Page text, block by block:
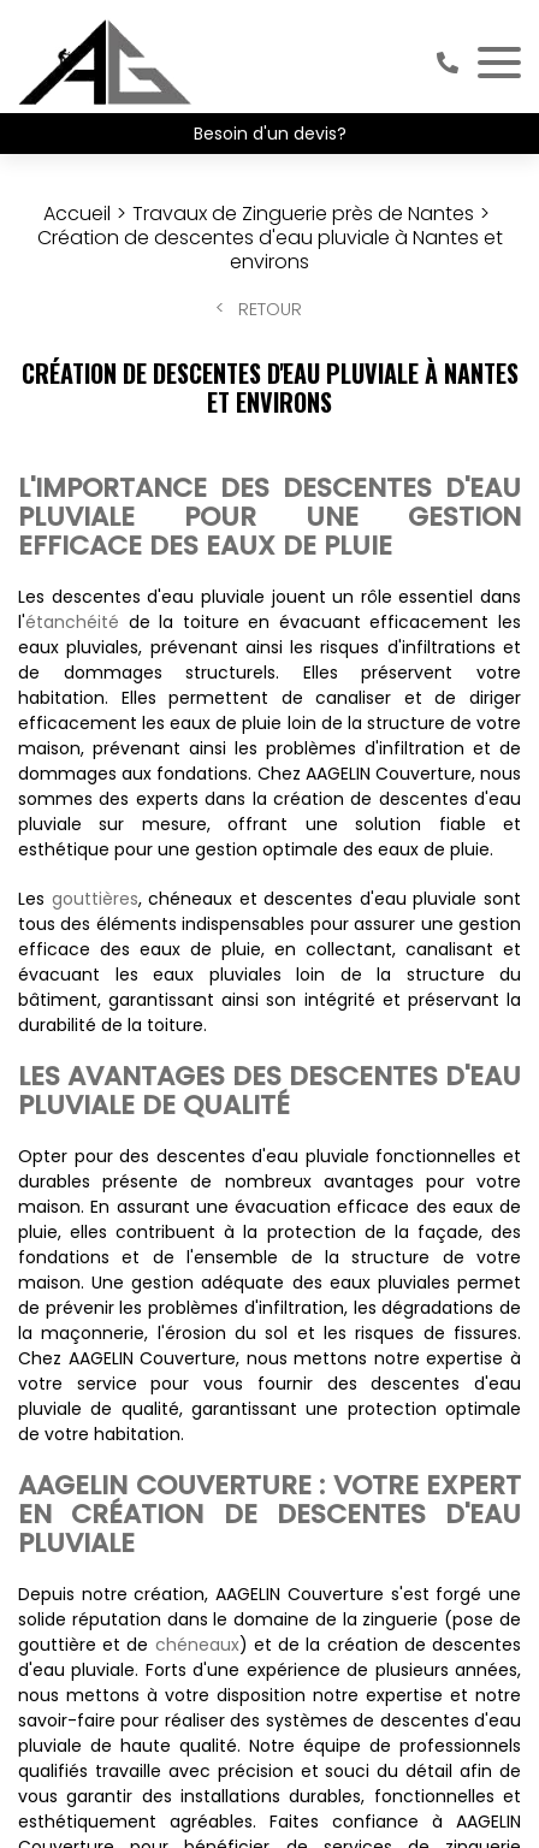
Besoin d'un devis?
Accueil
Travaux de Zinguerie près de Nantes
Création de descentes d'eau pluviale à Nantes et
environs
RETOUR
CRÉATION DE DESCENTES D'EAU PLUVIALE À NANTES
ET ENVIRONS
L'IMPORTANCE DES DESCENTES D'EAU
PLUVIALE POUR UNE GESTION
EFFICACE DES EAUX DE PLUIE
Les descentes d'eau pluviale jouent un rôle essentiel dans
l'étanchéité de la toiture en évacuant efficacement les
eaux pluviales, prévenant ainsi les risques d'infiltrations et
de dommages structurels. Elles préservent votre
habitation. Elles permettent de canaliser et de diriger
efficacement les eaux de pluie loin de la structure de votre
maison, prévenant ainsi les problèmes d'infiltration et de
dommages aux fondations. Chez AAGELIN Couverture, nous
sommes des experts dans la création de descentes d'eau
pluviale sur mesure, offrant une solution fiable et
esthétique pour une gestion optimale des eaux de pluie.
Les gouttières, chéneaux et descentes d'eau pluviale sont
tous des éléments indispensables pour assurer une gestion
efficace des eaux de pluie, en collectant, canalisant et
évacuant les eaux pluviales loin de la structure du
bâtiment, garantissant ainsi son intégrité et préservant la
durabilité de la toiture.
LES AVANTAGES DES DESCENTES D'EAU
PLUVIALE DE QUALITÉ
Opter pour des descentes d'eau pluviale fonctionnelles et
durables présente de nombreux avantages pour votre
maison. En assurant une évacuation efficace des eaux de
pluie, elles contribuent à la protection de la façade, des
fondations et de l'ensemble de la structure de votre
maison. Une gestion adéquate des eaux pluviales permet
de prévenir les problèmes d'infiltration, les dégradations de
la maçonnerie, l'érosion du sol et les risques de fissures.
Chez AAGELIN Couverture, nous mettons notre expertise à
votre service pour vous fournir des descentes d'eau
pluviale de qualité, garantissant une protection optimale
de votre habitation.
AAGELIN COUVERTURE : VOTRE EXPERT
EN CRÉATION DE DESCENTES D'EAU
PLUVIALE
Depuis notre création, AAGELIN Couverture s'est forgé une
solide réputation dans le domaine de la zinguerie (pose de
gouttière et de chéneaux) et de la création de descentes
d'eau pluviale. Forts d'une expérience de plusieurs années,
nous mettons à votre disposition notre expertise et notre
savoir-faire pour réaliser des systèmes de descentes d'eau
pluviale de haute qualité. Notre équipe de professionnels
qualifiés travaille avec précision et souci du détail afin de
vous garantir des installations durables, fonctionnelles et
esthétiquement agréables. Faites confiance à AAGELIN